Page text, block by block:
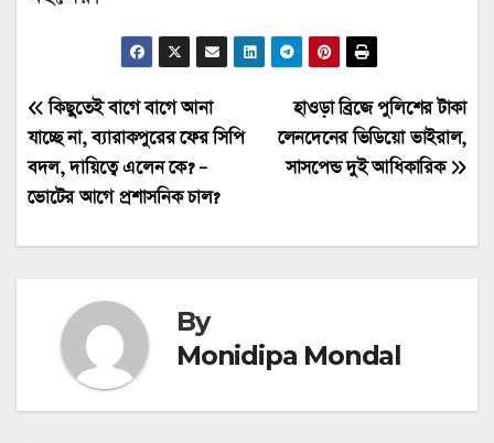
Post
navigation
হাওড়া ব্রিজে পুলিশের টাকা
লেনদেনের ভিডিয়ো ভাইরাল,
সাসপেন্ড দুই আধিকারিক
কিছুতেই বাগে বাগে আনা
যাচ্ছে না, ব্যারাকপুরের ফের সিপি
বদল, দায়িত্বে এলেন কে? –
ভোটের আগে প্রশাসনিক চাল?
By
Monidipa Mondal